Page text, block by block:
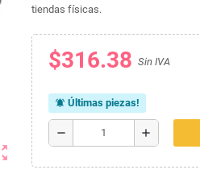
tiendas físicas.
$316.38 Sin IVA
notifications_active Últimas piezas!
remove add